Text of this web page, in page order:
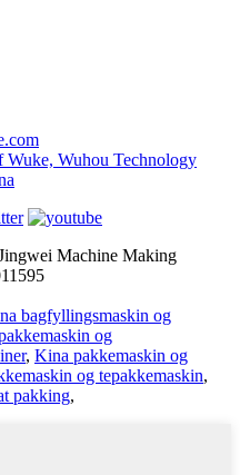
Wuke, Wuhou Technology
Machine Making
bagfyllingsmaskin og
og
, Kina pakkemaskin og
og tepakkemaskin,
pakking,